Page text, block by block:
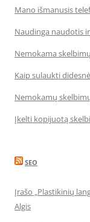
Mano išmanusis
Naudinga naudotis
Nemokama
Kaip sulaukti
Nemokamų
Įkelti kopijuotą
SEO
Įrašo „Plastikinių
Algis